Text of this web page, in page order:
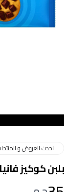
احدث العروض و
بلبن كوكيز فانيلا